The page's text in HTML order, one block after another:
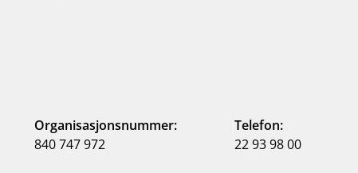
Organisasjonsnummer:
840 747 972
Telefon:
22 93 98 00